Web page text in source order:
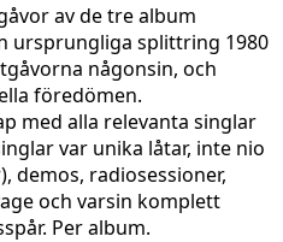
av de tre album
ursprungliga splittring 1980
någonsin, och
föredömen.
med alla relevanta singlar
var unika låtar, inte nio
demos, radiosessioner,
och varsin komplett
Per album.